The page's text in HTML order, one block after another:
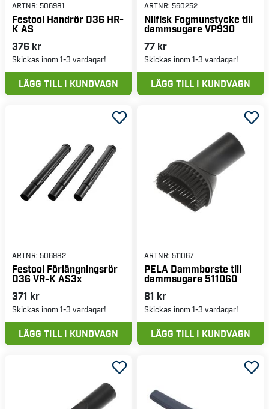
ARTNR: 506981
Festool Handrör D36 HR-
K AS
376 kr
Skickas inom 1-3 vardagar!
LÄGG TILL I KUNDVAGN
ARTNR: 560252
Nilfisk Fogmunstycke till
dammsugare VP930
77 kr
Skickas inom 1-3 vardagar!
LÄGG TILL I KUNDVAGN
ARTNR: 506982
Festool Förlängningsrör
D36 VR-K AS3x
371 kr
Skickas inom 1-3 vardagar!
LÄGG TILL I KUNDVAGN
ARTNR: 511067
PELA Dammborste till
dammsugare 511060
81 kr
Skickas inom 1-3 vardagar!
LÄGG TILL I KUNDVAGN